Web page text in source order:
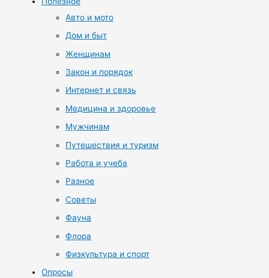
Авто и мото
Дом и быт
Женщинам
Закон и порядок
Интернет и связь
Медицина и здоровье
Мужчинам
Путешествия и туризм
Работа и учеба
Разное
Советы
Фауна
Флора
Физкультура и спорт
Опросы